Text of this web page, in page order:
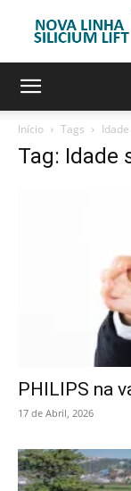
Início Tags
Tag: Idade
PHILIPS na
17 de Abril, 2026